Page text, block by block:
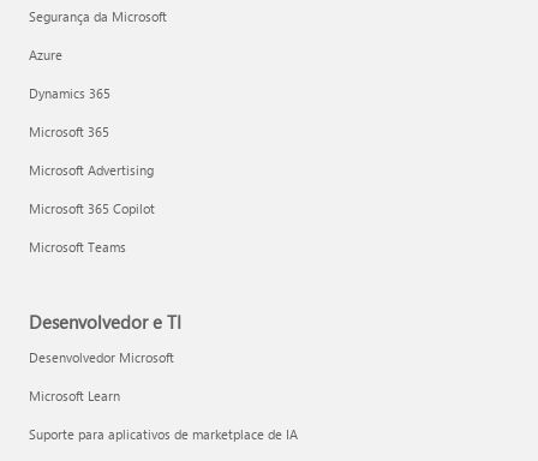
Segurança da Microsoft
Azure
Dynamics 365
Microsoft 365
Microsoft Advertising
Microsoft 365 Copilot
Microsoft Teams
Desenvolvedor e TI
Desenvolvedor Microsoft
Microsoft Learn
Suporte para aplicativos de marketplace de IA